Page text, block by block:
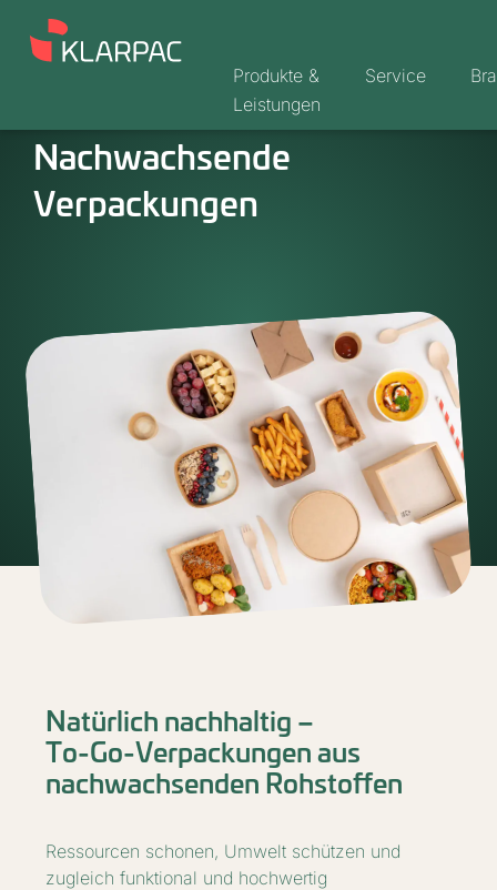
Produkte &
Leistungen
Service
Nachwachsende
Verpackungen
Natürlich nachhaltig –
To-Go-Verpackungen aus
nachwachsenden Rohstoffen
Ressourcen schonen, Umwelt schützen und
zugleich funktional und hochwertig